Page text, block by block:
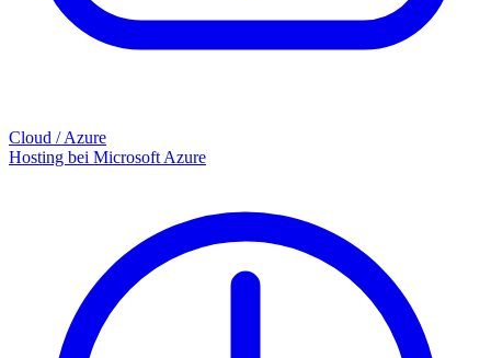
Cloud / Azure
Hosting bei Microsoft Azure